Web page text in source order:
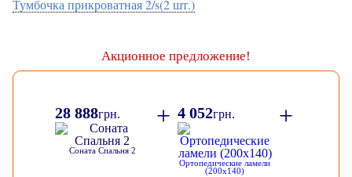
Тумбочка прикроватная 2/s(2 шт.)
Акционное предложение!
28 888грн.
Соната Спальня 2
+ 4 052грн.
Ортопедические ламели
(200х140)
+